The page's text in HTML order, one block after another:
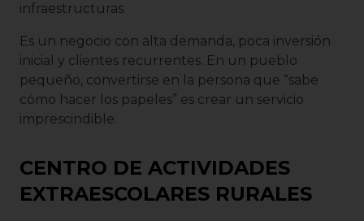
infraestructuras.
Es un negocio con alta demanda, poca inversión
inicial y clientes recurrentes. En un pueblo
pequeño, convertirse en la persona que “sabe
cómo hacer los papeles” es crear un servicio
imprescindible.
CENTRO DE ACTIVIDADES
EXTRAESCOLARES RURALES